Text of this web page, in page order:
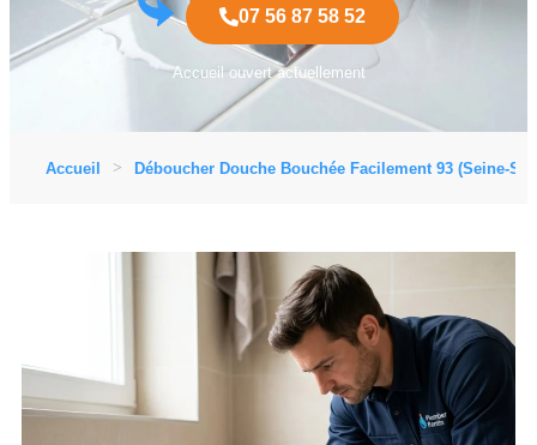
07 56 87 58 52
Accueil ouvert actuellement
Accueil Déboucher Douche Bouchée Facilement 93 (Seine-